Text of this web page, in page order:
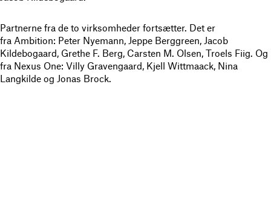
Partnerne fra de to virksomheder fortsætter. Det er
fra Ambition: Peter Nyemann, Jeppe Berggreen, Jacob
Kildebogaard, Grethe F. Berg, Carsten M. Olsen, Troels Fiig. Og
fra Nexus One: Villy Gravengaard, Kjell Wittmaack, Nina
Langkilde og Jonas Brock.